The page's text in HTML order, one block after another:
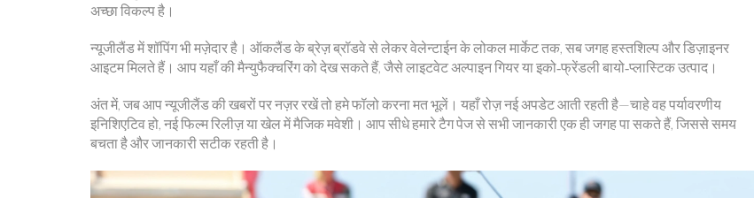
अच्छा विकल्प है।
न्यूजीलैंड में शॉपिंग भी मज़ेदार है। ऑकलैंड के ब्रेज़ ब्रॉडवे से लेकर वेलेन्टाईन के लोकल मार्केट तक, सब जगह हस्तशिल्प और डिज़ाइनर
आइटम मिलते हैं। आप यहाँ की मैन्युफैक्चरिंग को देख सकते हैं, जैसे लाइटवेट अल्पाइन गियर या इको‑फ्रेंडली बायो‑प्लास्टिक उत्पाद।
अंत में, जब आप न्यूजीलैंड की खबरों पर नज़र रखें तो हमे फॉलो करना मत भूलें। यहाँ रोज़ नई अपडेट आती रहती है—चाहे वह पर्यावरणीय
इनिशिएटिव हो, नई फिल्म रिलीज़ या खेल में मैजिक मवेशी। आप सीधे हमारे टैग पेज से सभी जानकारी एक ही जगह पा सकते हैं, जिससे समय
बचता है और जानकारी सटीक रहती है।